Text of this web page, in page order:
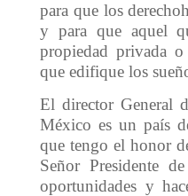
para que los
y para que aquel
propiedad privada
que edifique los
El director General
México es un país
que tengo el honor
Señor Presidente
oportunidades y